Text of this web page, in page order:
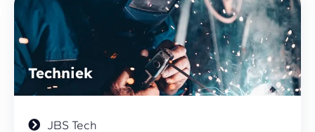
Techniek
JBS Tech